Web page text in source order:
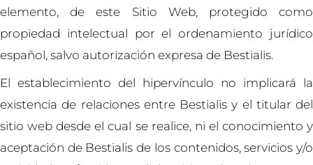
elemento, de este Sitio Web, protegido como
propiedad intelectual por el ordenamiento jurídico
español, salvo autorización expresa de Bestialis.
El establecimiento del hipervínculo no implicará la
existencia de relaciones entre Bestialis y el titular del
sitio web desde el cual se realice, ni el conocimiento y
aceptación de Bestialis de los contenidos, servicios y/o